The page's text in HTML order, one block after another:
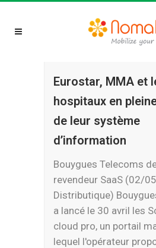
Eurostar, MMA et
hospitaux en
de leur système
d’information
Bouygues Telecoms
revendeur SaaS (02/
Distributique)
a lancé le 30 avril les
cloud pro, un portail
lequel l'opérateur